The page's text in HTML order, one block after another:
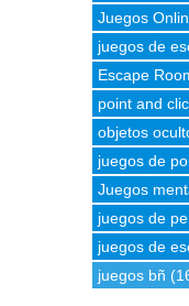
Juegos
juegos de
Escape
point and
objetos
juegos de
Juegos
juegos de
juegos de
juegos bñ